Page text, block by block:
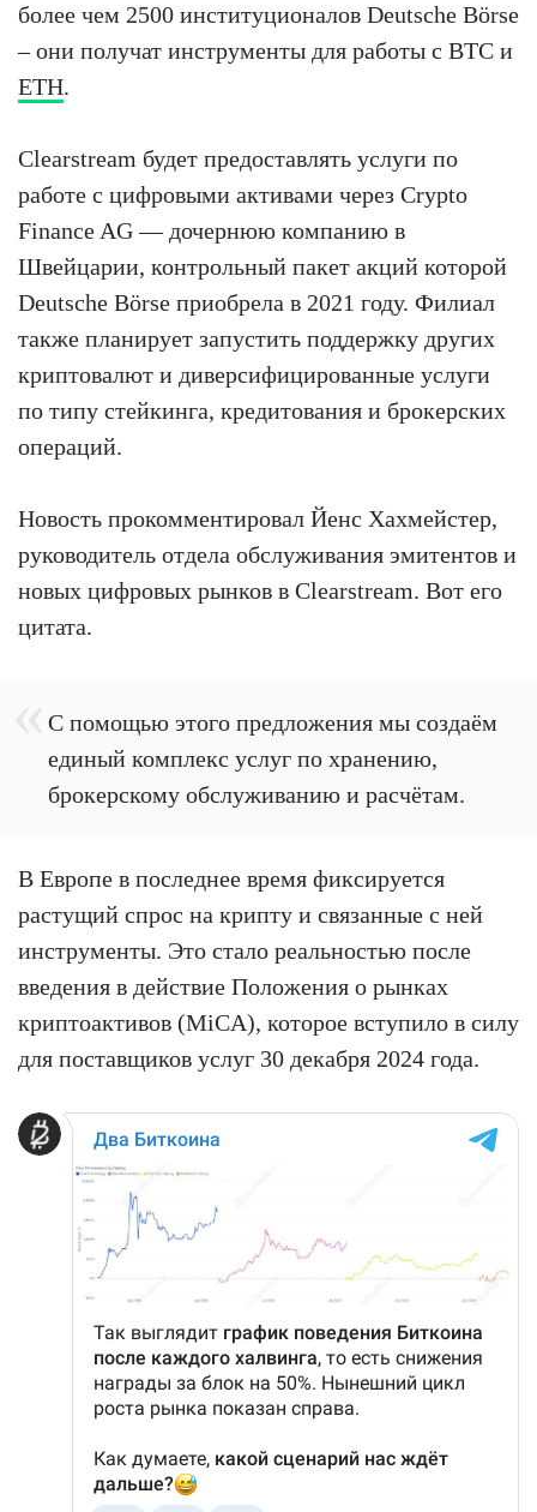
более чем 2500 институционалов Deutsche Börse
– они получат инструменты для работы с BTC и
ETH.
Clearstream будет предоставлять услуги по
работе с цифровыми активами через Crypto
Finance AG — дочернюю компанию в
Швейцарии, контрольный пакет акций которой
Deutsche Börse приобрела в 2021 году. Филиал
также планирует запустить поддержку других
криптовалют и диверсифицированные услуги
по типу стейкинга, кредитования и брокерских
операций.
Новость прокомментировал Йенс Хахмейстер,
руководитель отдела обслуживания эмитентов и
новых цифровых рынков в Clearstream. Вот его
цитата.
С помощью этого предложения мы создаём
единый комплекс услуг по хранению,
брокерскому обслуживанию и расчётам.
В Европе в последнее время фиксируется
растущий спрос на крипту и связанные с ней
инструменты. Это стало реальностью после
введения в действие Положения о рынках
криптоактивов (MiCA), которое вступило в силу
для поставщиков услуг 30 декабря 2024 года.